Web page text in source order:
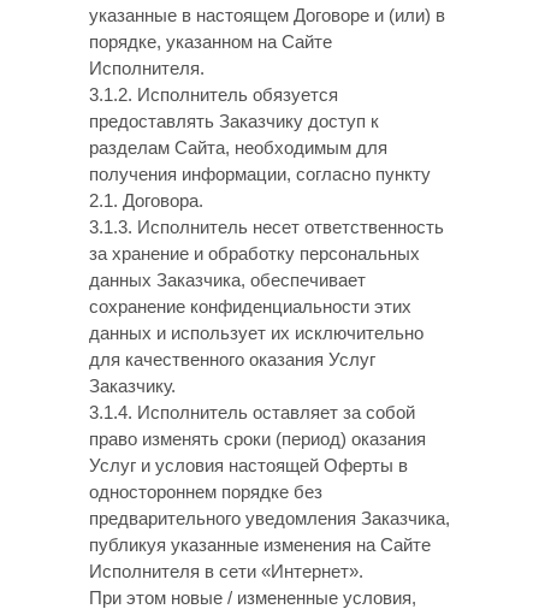
указанные в настоящем Договоре и (или) в
порядке, указанном на Сайте
Исполнителя.
3.1.2. Исполнитель обязуется
предоставлять Заказчику доступ к
разделам Сайта, необходимым для
получения информации, согласно пункту
2.1. Договора.
3.1.3. Исполнитель несет ответственность
за хранение и обработку персональных
данных Заказчика, обеспечивает
сохранение конфиденциальности этих
данных и использует их исключительно
для качественного оказания Услуг
Заказчику.
3.1.4. Исполнитель оставляет за собой
право изменять сроки (период) оказания
Услуг и условия настоящей Оферты в
одностороннем порядке без
предварительного уведомления Заказчика,
публикуя указанные изменения на Сайте
Исполнителя в сети «Интернет».
При этом новые / измененные условия,